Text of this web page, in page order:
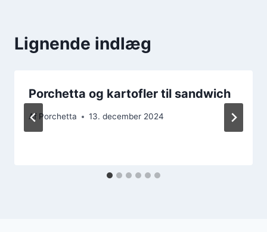
Lignende indlæg
Porchetta og kartofler til sandwich
Af Porchetta 13. december 2024